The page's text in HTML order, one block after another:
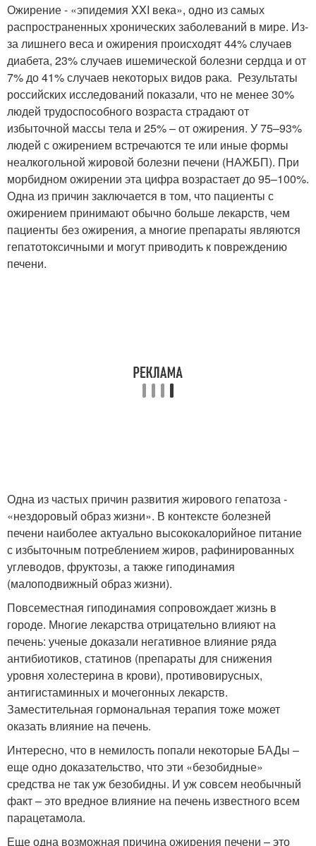
Ожирение - «эпидемия XXI века», одно из самых
распространенных хронических заболеваний в мире. Из-
за лишнего веса и ожирения происходят 44% случаев
диабета, 23% случаев ишемической болезни сердца и от
7% до 41% случаев некоторых видов рака. Результаты
российских исследований показали, что не менее 30%
людей трудоспособного возраста страдают от
избыточной массы тела и 25% – от ожирения. У 75–93%
людей с ожирением встречаются те или иные формы
неалкогольной жировой болезни печени (НАЖБП). При
морбидном ожирении эта цифра возрастает до 95–100%.
Одна из причин заключается в том, что пациенты с
ожирением принимают обычно больше лекарств, чем
пациенты без ожирения, а многие препараты являются
гепатотоксичными и могут приводить к повреждению
печени.
Одна из частых причин развития жирового гепатоза -
«нездоровый образ жизни». В контексте болезней
печени наиболее актуально высококалорийное питание
с избыточным потреблением жиров, рафинированных
углеводов, фруктозы, а также гиподинамия
(малоподвижный образ жизни).
Повсеместная гиподинамия сопровождает жизнь в
городе. Многие лекарства отрицательно влияют на
печень: ученые доказали негативное влияние ряда
антибиотиков, статинов (препараты для снижения
уровня холестерина в крови), противовирусных,
антигистаминных и мочегонных лекарств.
Заместительная гормональная терапия тоже может
оказать влияние на печень.
Интересно, что в немилость попали некоторые БАДы –
еще одно доказательство, что эти «безобидные»
средства не так уж безобидны. И уж совсем необычный
факт – это вредное влияние на печень известного всем
парацетамола.
Еще одна возможная причина ожирения печени – это